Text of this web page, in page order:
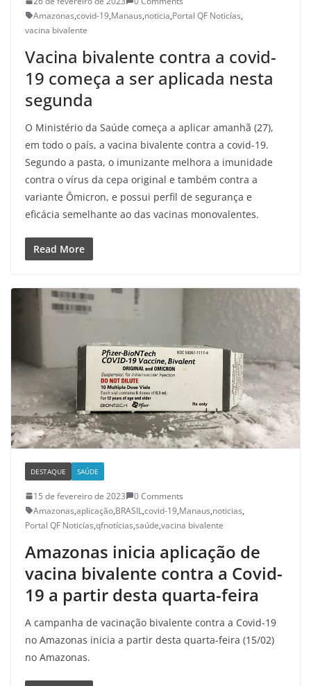
Amazonas,covid-19,Manaus,noticia,Portal QF Noticías,
vacina bivalente
Vacina bivalente contra a covid-
19 começa a ser aplicada nesta
segunda
O Ministério da Saúde começa a aplicar amanhã (27),
em todo o país, a vacina bivalente contra a covid-19.
Segundo a pasta, o imunizante melhora a imunidade
contra o vírus da cepa original e também contra a
variante Ômicron, e possui perfil de segurança e
eficácia semelhante ao das vacinas monovalentes.
Read More
DESTAQUE SAÚDE
15 de fevereiro de 2023
0 Comments
Amazonas,aplicação,BRASIL,covid-19,Manaus,noticias,
Portal QF Noticías,qfnotícias,saúde,vacina bivalente
Amazonas inicia aplicação de
vacina bivalente contra a Covid-
19 a partir desta quarta-feira
A campanha de vacinação bivalente contra a Covid-19
no Amazonas inicia a partir desta quarta-feira (15/02)
no Amazonas.